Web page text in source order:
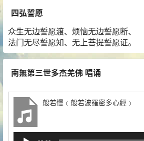
四弘誓愿
众生无边誓愿渡、烦恼无边誓愿断、
法门无尽誓愿知、无上菩提誓愿证。
南無第三世多杰羌佛 唱诵
般若慢﹙般若波羅密多心經﹚